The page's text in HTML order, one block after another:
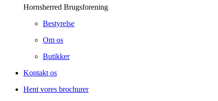
Hornsherred Brugsforening
Bestyrelse
Om os
Butikker
Kontakt os
Hent vores brochurer